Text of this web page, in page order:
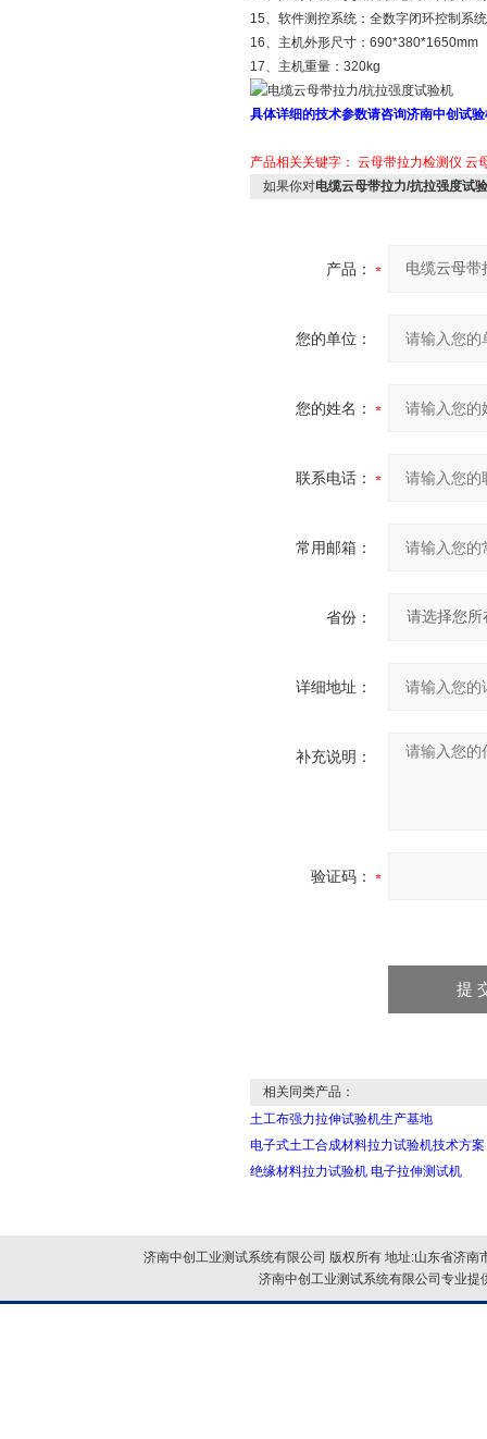
15、软件测控系统：全数字闭环控制系
16、主机外形尺寸：690*380*1650mm
17、主机重量：320kg
具体详细的技术参数请咨询济南中创试
产品相关关键字： 云母带拉力检测仪 云
如果你对电缆云母带拉力/抗拉强度试
产品：
您的单位：
您的姓名：
联系电话：
常用邮箱：
省份：
详细地址：
补充说明：
验证码：
相关同类产品：
土工布强力拉伸试验机生产基地
电子式土工合成材料拉力试验机技术方案
绝缘材料拉力试验机 电子拉伸测试机
济南中创工业测试系统有限公司 版权所有 地址:山东省济
济南中创工业测试系统有限公司专业提